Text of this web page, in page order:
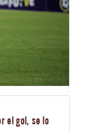
el gol, se lo